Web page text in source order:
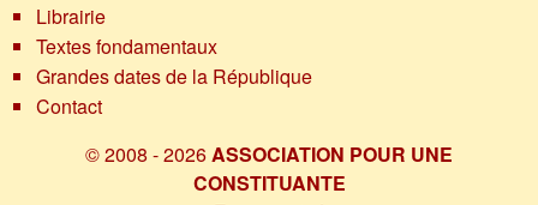
Librairie
Textes fondamentaux
Grandes dates de la République
Contact
© 2008 - 2026 ASSOCIATION POUR UNE
CONSTITUANTE